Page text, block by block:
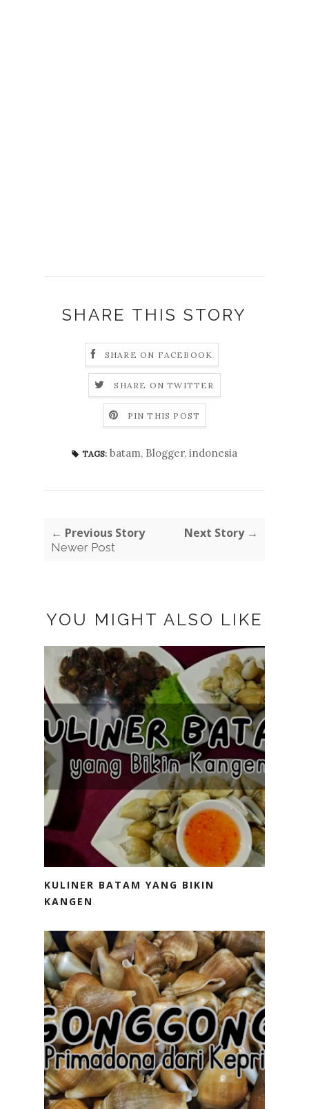
SHARE THIS STORY
SHARE ON FACEBOOK
SHARE ON TWITTER
PIN THIS POST
TAGS: batam, Blogger, indonesia
← Previous Story
Newer Post
Next Story →
YOU MIGHT ALSO LIKE
KULINER BATAM YANG BIKIN
KANGEN